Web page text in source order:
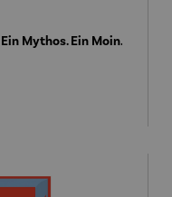
Mythos. Ein Moin.